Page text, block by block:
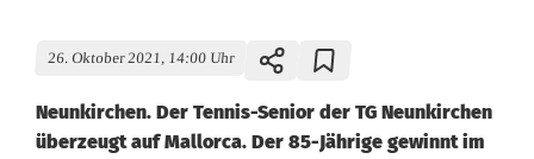
26. Oktober 2021, 14:00 Uhr
Neunkirchen. Der Tennis-Senior der TG Neunkirchen
überzeugt auf Mallorca. Der 85-Jährige gewinnt im